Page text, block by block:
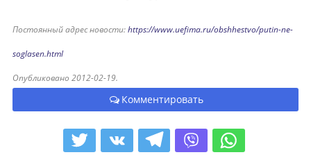
Постоянный адрес новости:https://www.uefima.ru/obshhestvo/putin-ne-
soglasen.html
Опубликовано 2012-02-19.
Комментировать